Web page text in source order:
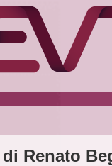
Renato